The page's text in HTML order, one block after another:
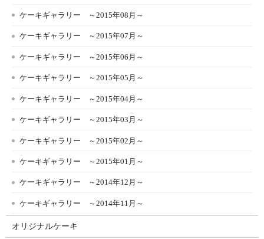
ケーキギャラリー ～2015年08月～
ケーキギャラリー ～2015年07月～
ケーキギャラリー ～2015年06月～
ケーキギャラリー ～2015年05月～
ケーキギャラリー ～2015年04月～
ケーキギャラリー ～2015年03月～
ケーキギャラリー ～2015年02月～
ケーキギャラリー ～2015年01月～
ケーキギャラリー ～2014年12月～
ケーキギャラリー ～2014年11月～
オリジナルケーキ